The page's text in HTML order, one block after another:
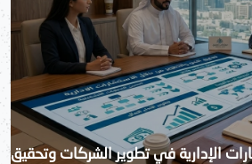
الإدارية في تطوير الشركات وتحقيق